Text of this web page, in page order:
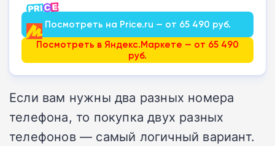
Посмотреть на Price.ru — от 65 490 руб.
Посмотреть в Яндекс.Маркете — от 65 490
руб.
Если вам нужны два разных номера
телефона, то покупка двух разных
телефонов — самый логичный вариант.